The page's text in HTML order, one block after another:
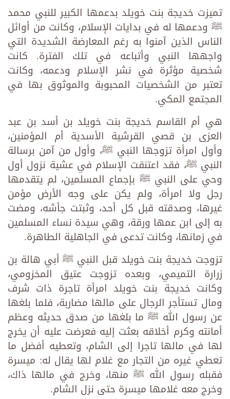
تميزت خديجة بنت خويلد بدعمها الكبير للنبي محمد
ﷺ ودعمها له في بدايات الإسلام، وكانت من أوائل
الناس الذين آمنوا به رغم المعارضة الشديدة التي
واجهها النبي وأتباعه في تلك الفترة. كانت
شخصية مؤثرة في نشر الإسلام ودعمه، وكانت
تعتبر من الشخصيات المحبوبة والموثوق بها في
المجتمع المكي.
هي أم القاسم خديجة ‌بنت ‌خويلد بن أسد بن عبد
العزى بن قصي القرشية الأسدية أم المؤمنين،
وأول امرأة تزوجها النبي ﷺ، وأول من آمن برسالة
النبي ﷺ، فقد اعتنقت الإسلام في عشية نزول أول
وحي على النبي ﷺ بإجماع المسلمين، لم يتقدمها
رجل ولا امرأة، ولم يكن على وجه الأرض مؤمن
غيرها، وصدقته قبل كل أحد، وثبتت جأشه، ومضت
به إلى ابن عمها ورقة، وهي سيدة نساء المسلمين
في زمانها، وكانت تدعى في الجاهلية الطاهرة.
تزوجت خديجة بنت خويلد قبل النبي ﷺ أبي هالة بن
زرارة التميمي، وبعده تزوجت عتيق المخزومي،
وكانت خديجة ‌بنت ‌خويلد امرأة تاجرة ذات شرف
ومال تستأجر الرجال على مالها مضاربة، فلما بلغها
عن رسول الله ﷺ ما بلغها من صدق حديثه وعظم
أمانته وكرم أخلاقه بعثت إليه فعرضت عليه أن يخرج
لها في مالها تاجرا إلى الشام، وتعطيه أفضل ما
تعطي غيره من التجار مع غلام لها يقال له: ميسرة
فقبله رسول الله ﷺ منها، وخرج في مالها ذاك،
وخرج معه غلامها ميسرة حتى نزل الشام.